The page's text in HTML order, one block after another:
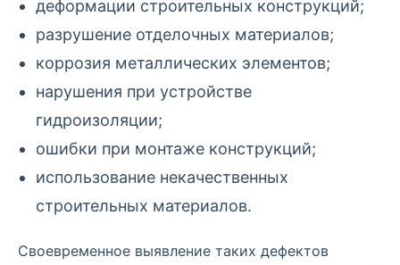
деформации строительных конструкций;
разрушение отделочных материалов;
коррозия металлических элементов;
нарушения при устройстве
гидроизоляции;
ошибки при монтаже конструкций;
использование некачественных
строительных материалов.
Своевременное выявление таких дефектов